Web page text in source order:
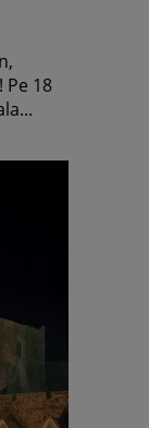
18